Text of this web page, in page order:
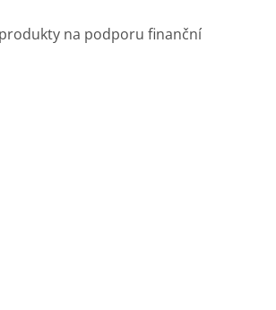
na podporu finanční